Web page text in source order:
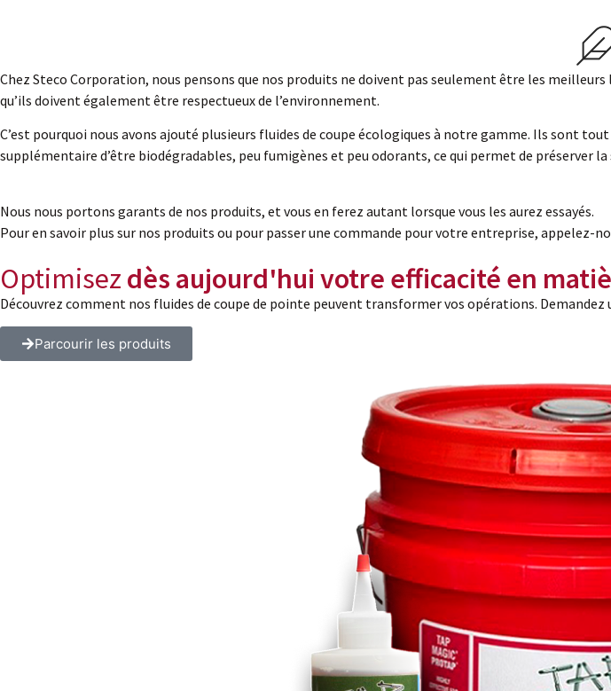
Chez Steco Corporation, nous pensons que nos produits ne doivent pas seulement être les
qu’ils doivent également être respectueux de l’environnement.
C’est pourquoi nous avons ajouté plusieurs fluides de coupe écologiques à notre gamme. Ils sont
supplémentaire d’être biodégradables, peu fumigènes et peu odorants, ce qui permet de préserver
Nous nous portons garants de nos produits, et vous en ferez autant lorsque vous les aurez essayés.
Pour en savoir plus sur nos produits ou pour passer une commande pour votre entreprise, appelez-
Optimisez dès aujourd'hui votre efficacité en
Découvrez comment nos fluides de coupe de pointe peuvent transformer vos opérations.
Parcourir les produits